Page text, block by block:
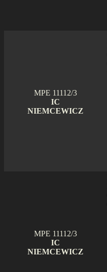
MPE 11112/3
IC
NIEMCEWICZ
MPE 11112/3
IC
NIEMCEWICZ